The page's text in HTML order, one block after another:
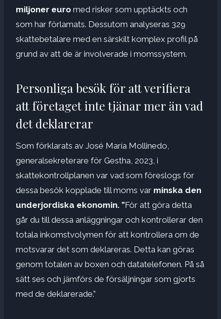
miljoner euro med risker som upptäckts och
som har förlamats. Dessutom analyseras 329
skattebetalare med en särskilt komplex profil på
grund av att de är involverade i momssystem.
Personliga besök för att verifiera
att företaget inte tjänar mer än vad
det deklarerar
Som förklarats av José María Mollinedo,
generalsekreterare för Gestha, 2023, i
skattekontrollplanen var vad som föreslogs för
dessa besök kopplade till moms var minska den
underjordiska ekonomin. ”För att göra detta
går du till dessa anläggningar och kontrollerar den
totala inkomstvolymen för att kontrollera om de
motsvarar det som deklareras. Detta kan göras
genom totalen av boxen och datatelefonen. På så
sätt ses och jämförs de försäljningar som gjorts
med de deklarerade.”